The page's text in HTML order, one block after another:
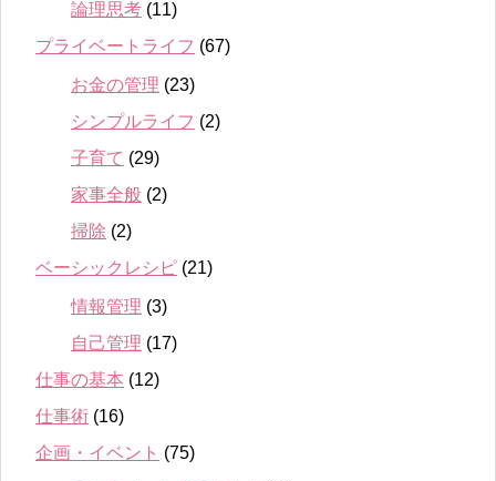
論理思考 (11)
プライベートライフ (67)
お金の管理 (23)
シンプルライフ (2)
子育て (29)
家事全般 (2)
掃除 (2)
ベーシックレシピ (21)
情報管理 (3)
自己管理 (17)
仕事の基本 (12)
仕事術 (16)
企画・イベント (75)